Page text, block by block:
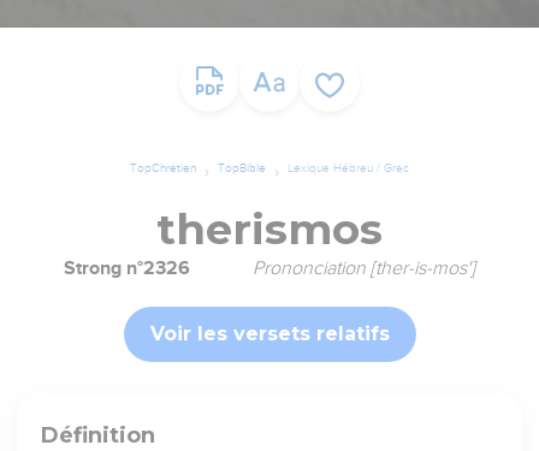
TopChrétien TopBible Lexique Hébreu / Grec
therismos
Strong n°2326 Prononciation [ther-is-mos']
Voir les versets relatifs
Définition